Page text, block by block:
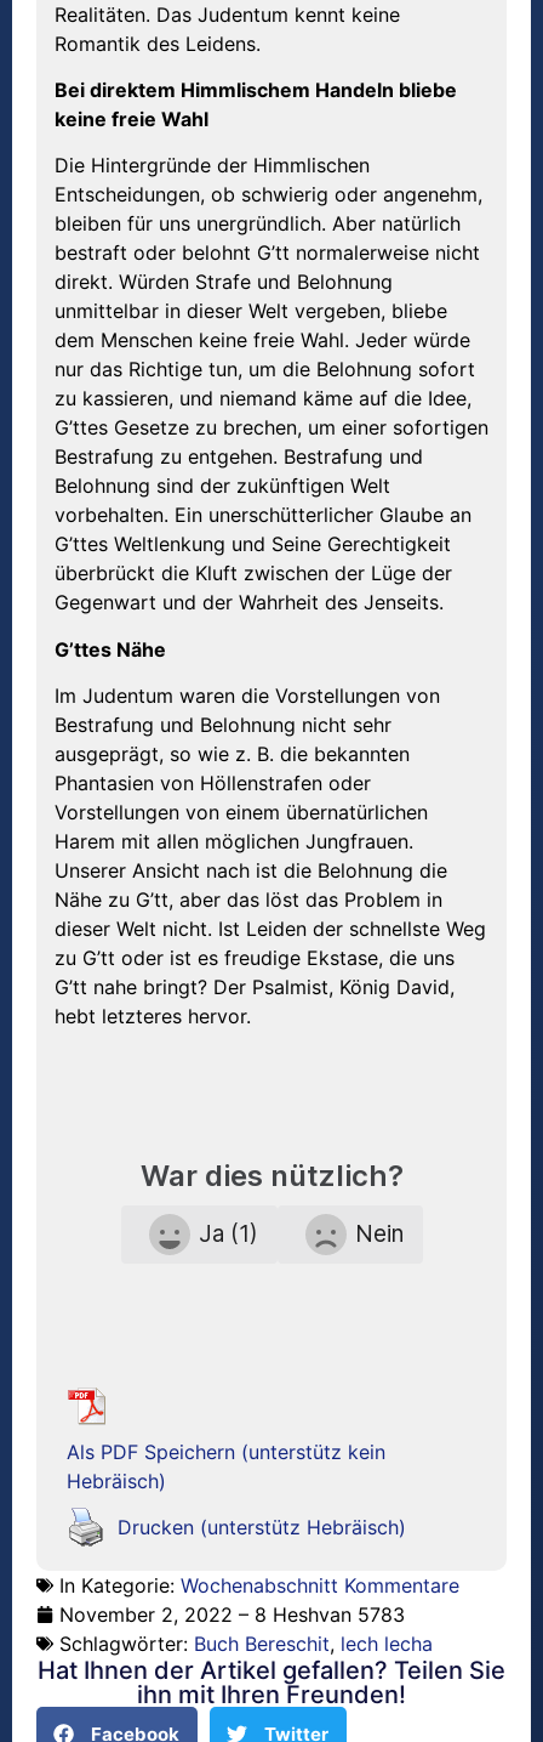
Realitäten. Das Judentum kennt keine
Romantik des Leidens.
Bei direktem Himmlischem Handeln bliebe
keine freie Wahl
Die Hintergründe der Himmlischen
Entscheidungen, ob schwierig oder angenehm,
bleiben für uns unergründlich. Aber natürlich
bestraft oder belohnt G’tt normalerweise nicht
direkt. Würden Strafe und Belohnung
unmittelbar in dieser Welt vergeben, bliebe
dem Menschen keine freie Wahl. Jeder würde
nur das Richtige tun, um die Belohnung sofort
zu kassieren, und niemand käme auf die Idee,
G’ttes Gesetze zu brechen, um einer sofortigen
Bestrafung zu entgehen. Bestrafung und
Belohnung sind der zukünftigen Welt
vorbehalten. Ein unerschütterlicher Glaube an
G’ttes Weltlenkung und Seine Gerechtigkeit
überbrückt die Kluft zwischen der Lüge der
Gegenwart und der Wahrheit des Jenseits.
G’ttes Nähe
Im Judentum waren die Vorstellungen von
Bestrafung und Belohnung nicht sehr
ausgeprägt, so wie z. B. die bekannten
Phantasien von Höllenstrafen oder
Vorstellungen von einem übernatürlichen
Harem mit allen möglichen Jungfrauen.
Unserer Ansicht nach ist die Belohnung die
Nähe zu G’tt, aber das löst das Problem in
dieser Welt nicht. Ist Leiden der schnellste Weg
zu G’tt oder ist es freudige Ekstase, die uns
G’tt nahe bringt? Der Psalmist, König David,
hebt letzteres hervor.
War dies nützlich?
Ja (1) Nein
Als PDF Speichern (unterstütz kein
Hebräisch)
Drucken (unterstütz Hebräisch)
In Kategorie: Wochenabschnitt Kommentare
November 2, 2022 – 8 Heshvan 5783
Schlagwörter: Buch Bereschit, lech lecha
Hat Ihnen der Artikel gefallen? Teilen Sie
ihn mit Ihren Freunden!
Facebook Twitter